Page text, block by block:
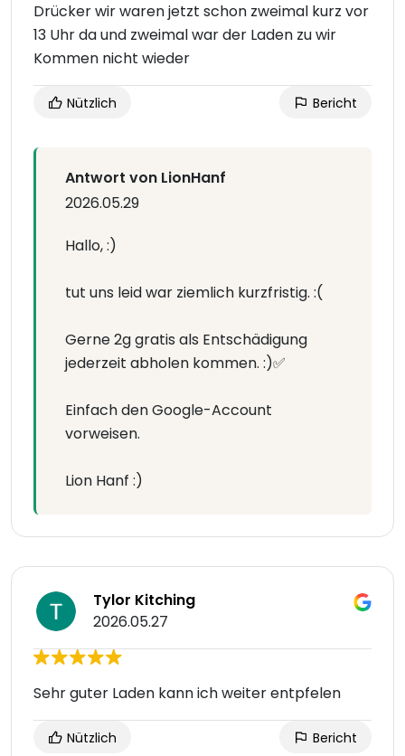
Drücker wir waren jetzt schon zweimal kurz vor
13 Uhr da und zweimal war der Laden zu wir
Kommen nicht wieder
Nützlich Bericht
Antwort von LionHanf
2026.05.29
Hallo, :)
tut uns leid war ziemlich kurzfristig. :(
Gerne 2g gratis als Entschädigung
jederzeit abholen kommen. :)✅
Einfach den Google-Account
vorweisen.
Lion Hanf :)
Tylor Kitching
2026.05.27
Sehr guter Laden kann ich weiter entpfelen
Nützlich Bericht